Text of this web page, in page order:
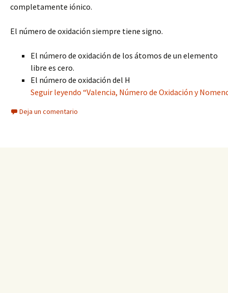
completamente iónico.
El número de oxidación siempre tiene signo.
El número de oxidación de los átomos de un elemento
libre es cero.
El número de oxidación del H
Seguir leyendo “Valencia, Número de Oxidación y
Deja un comentario